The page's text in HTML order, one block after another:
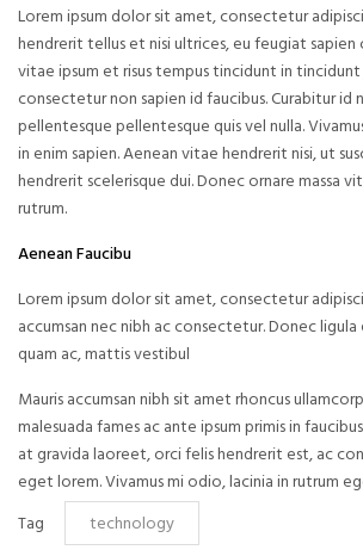
Lorem ipsum dolor sit amet, consectetur
hendrerit tellus et nisi ultrices, eu feugiat
vitae ipsum et risus tempus tincidunt in
consectetur non sapien id faucibus. Curabitur id
pellentesque pellentesque quis vel nulla.
in enim sapien. Aenean vitae hendrerit nisi, ut
hendrerit scelerisque dui. Donec ornare massa
rutrum.
Aenean Faucibu
Lorem ipsum dolor sit amet, consectetur
accumsan nec nibh ac consectetur. Donec
quam ac, mattis vestibul
Mauris accumsan nibh sit amet rhoncus
malesuada fames ac ante ipsum primis in
at gravida laoreet, orci felis hendrerit est, ac
eget lorem. Vivamus mi odio, lacinia in rutrum
Tag
technology